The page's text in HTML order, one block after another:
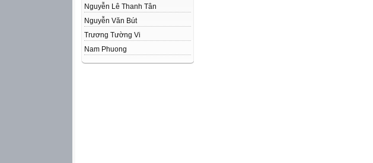
Nguyễn Lê Thanh Tân
Nguyễn Văn Bút
Trương Tường Vi
Nam Phuong